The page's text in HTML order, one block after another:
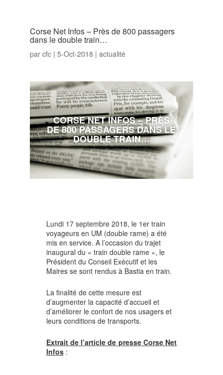
Corse Net Infos – Près de 800 passagers
dans le double train…
par cfc| 5-Oct-2018 | actualité
CORSE NET INFOS – PRÈS
DE 800 PASSAGERS DANS LE
DOUBLE TRAIN…
Lundi 17 septembre 2018, le 1er train
voyageurs en UM (double rame) a été
mis en service. A l’occasion du trajet
inaugural du « train double rame », le
Président du Conseil Exécutif et les
Maires se sont rendus à Bastia en train.
La finalité de cette mesure est
d’augmenter la capacité d’accueil et
d’améliorer le confort de nos usagers et
leurs conditions de transports.
Extrait de l’article de presse Corse Net
Infos :